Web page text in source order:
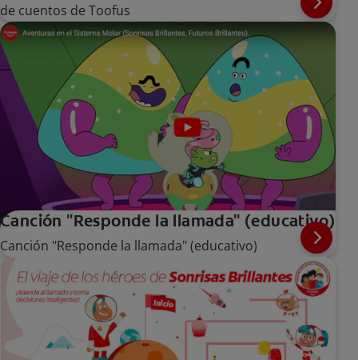
de cuentos de Toofus
Canción "Responde la llamada" (educativo)
Canción "Responde la llamada" (educativo)